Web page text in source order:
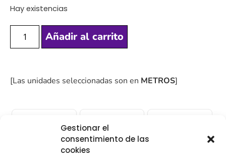
Gestionar el
consentimiento de las
cookies
Hay existencias
Añadir al carrito
[Las unidades seleccionadas son en METROS]
ENVÍO 24-48H